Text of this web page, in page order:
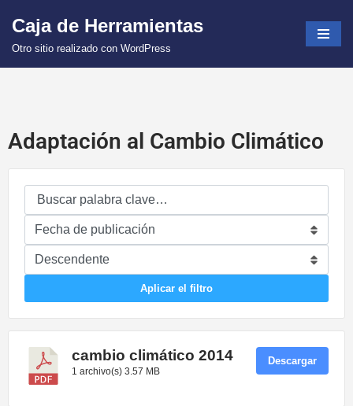
Saltar
Caja de Herramientas
Otro sitio realizado con WordPress
Adaptación al Cambio Climático
Aplicar el filtro
cambio climático 2014
1 archivo(s) 3.57 MB
Descargar